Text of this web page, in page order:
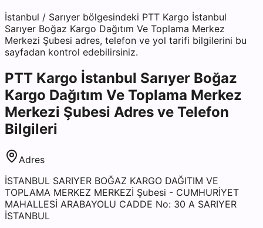
İstanbul / Sarıyer bölgesindeki PTT Kargo İstanbul
Sarıyer Boğaz Kargo Dağıtım Ve Toplama Merkez
Merkezi Şubesi adres, telefon ve yol tarifi bilgilerini bu
sayfadan kontrol edebilirsiniz.
PTT Kargo İstanbul Sarıyer Boğaz
Kargo Dağıtım Ve Toplama Merkez
Merkezi Şubesi Adres ve Telefon
Bilgileri
Adres
İSTANBUL SARIYER BOĞAZ KARGO DAĞITIM VE
TOPLAMA MERKEZ MERKEZİ Şubesi - CUMHURİYET
MAHALLESİ ARABAYOLU CADDE No: 30 A SARIYER
İSTANBUL